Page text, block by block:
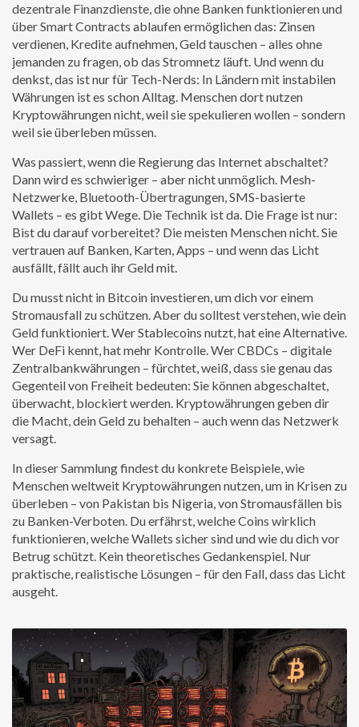
dezentrale Finanzdienste, die ohne Banken funktionieren und
über Smart Contracts ablaufenermöglichen das: Zinsen
verdienen, Kredite aufnehmen, Geld tauschen – alles ohne
jemanden zu fragen, ob das Stromnetz läuft. Und wenn du
denkst, das ist nur für Tech-Nerds: In Ländern mit instabilen
Währungen ist es schon Alltag. Menschen dort nutzen
Kryptowährungen nicht, weil sie spekulieren wollen – sondern
weil sie überleben müssen.
Was passiert, wenn die Regierung das Internet abschaltet?
Dann wird es schwieriger – aber nicht unmöglich. Mesh-
Netzwerke, Bluetooth-Übertragungen, SMS-basierte
Wallets – es gibt Wege. Die Technik ist da. Die Frage ist nur:
Bist du darauf vorbereitet? Die meisten Menschen nicht. Sie
vertrauen auf Banken, Karten, Apps – und wenn das Licht
ausfällt, fällt auch ihr Geld mit.
Du musst nicht in Bitcoin investieren, um dich vor einem
Stromausfall zu schützen. Aber du solltest verstehen, wie dein
Geld funktioniert. Wer Stablecoins nutzt, hat eine Alternative.
Wer DeFi kennt, hat mehr Kontrolle. Wer CBDCs – digitale
Zentralbankwährungen – fürchtet, weiß, dass sie genau das
Gegenteil von Freiheit bedeuten: Sie können abgeschaltet,
überwacht, blockiert werden. Kryptowährungen geben dir
die Macht, dein Geld zu behalten – auch wenn das Netzwerk
versagt.
In dieser Sammlung findest du konkrete Beispiele, wie
Menschen weltweit Kryptowährungen nutzen, um in Krisen zu
überleben – von Pakistan bis Nigeria, von Stromausfällen bis
zu Banken-Verboten. Du erfährst, welche Coins wirklich
funktionieren, welche Wallets sicher sind und wie du dich vor
Betrug schützt. Kein theoretisches Gedankenspiel. Nur
praktische, realistische Lösungen – für den Fall, dass das Licht
ausgeht.